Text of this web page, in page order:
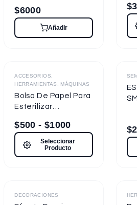
$6000
Añadir
$
ACCESORIOS,
HERRAMIENTAS, MÁQUINAS
Bolsa De Papel Para
Esterilizar
$500 - $1000
Seleccionar
Producto
$
Destacado
DECORACIONES